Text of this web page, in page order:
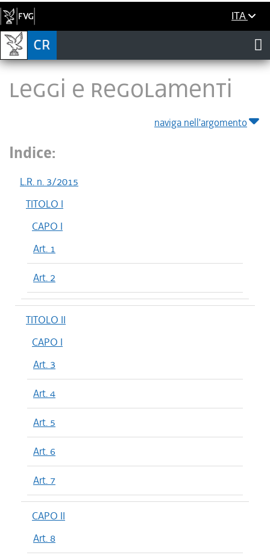
ITA
LEGGI E REGOLAMENTI
naviga nell'argomento
Indice:
L.R. n. 3/2015
TITOLO I
CAPO I
Art. 1
Art. 2
TITOLO II
CAPO I
Art. 3
Art. 4
Art. 5
Art. 6
Art. 7
CAPO II
Art. 8